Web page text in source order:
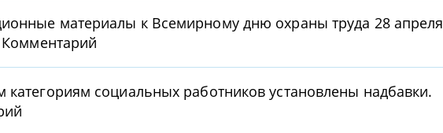
материалы к Всемирному дню охраны труда 28 апреля
Комментарий
категориям социальных работников установлены надбавки.